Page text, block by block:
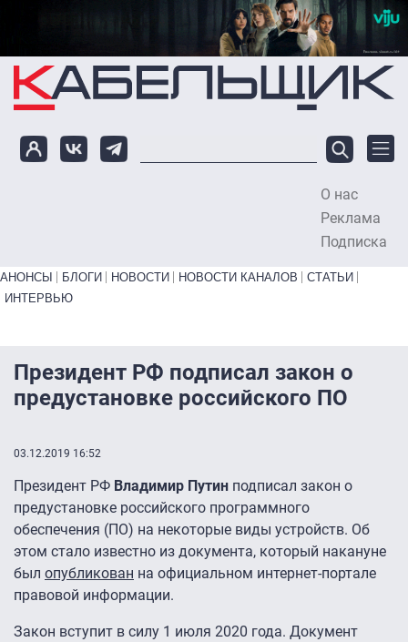
Перейти к основному содержанию
О нас
Реклама
Подписка
Primary links bottom
АНОНСЫ БЛОГИ НОВОСТИ НОВОСТИ КАНАЛОВ
СТАТЬИ
ИНТЕРВЬЮ
Президент РФ подписал закон о
предустановке российского ПО
03.12.2019 16:52
Президент РФ Владимир Путин подписал закон о
предустановке российского программного
обеспечения (ПО) на некоторые виды устройств. Об
этом стало известно из документа, который накануне
был опубликован на официальном интернет-портале
правовой информации.
Закон вступит в силу 1 июля 2020 года. Документ